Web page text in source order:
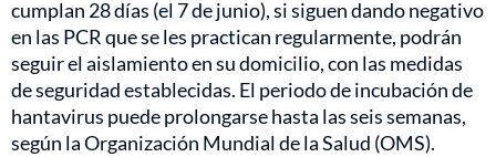
cumplan 28 días (el 7 de junio), si siguen dando negativo
en las PCR que se les practican regularmente, podrán
seguir el aislamiento en su domicilio, con las medidas
de seguridad establecidas. El periodo de incubación de
hantavirus puede prolongarse hasta las seis semanas,
según la Organización Mundial de la Salud (OMS).